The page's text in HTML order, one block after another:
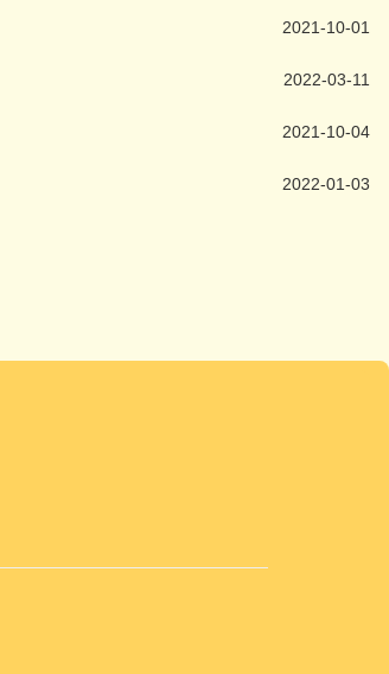
2021-10-01
2022-03-11
2021-10-04
2022-01-03